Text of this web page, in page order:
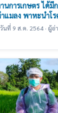
นการเกษตร ได้
แมลง พาหะนำโ
วันที่ 9 ส.ค. 2564 · ผู้อ่